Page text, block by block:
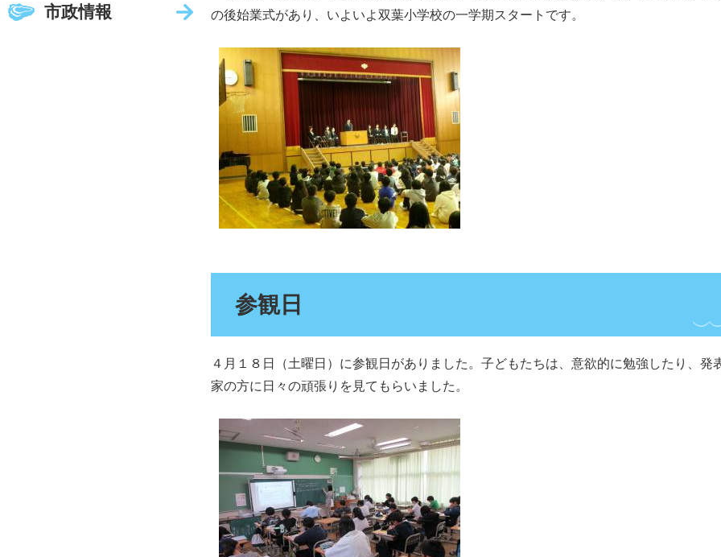
市政情報
の後始業式があり、いよいよ双葉小学校の一学期スタートです。​
参観日
４月１８日（土曜日）に参観日がありました。子どもたちは、意欲的に勉強したり、発
家の方に日々の頑張りを見てもらいました。